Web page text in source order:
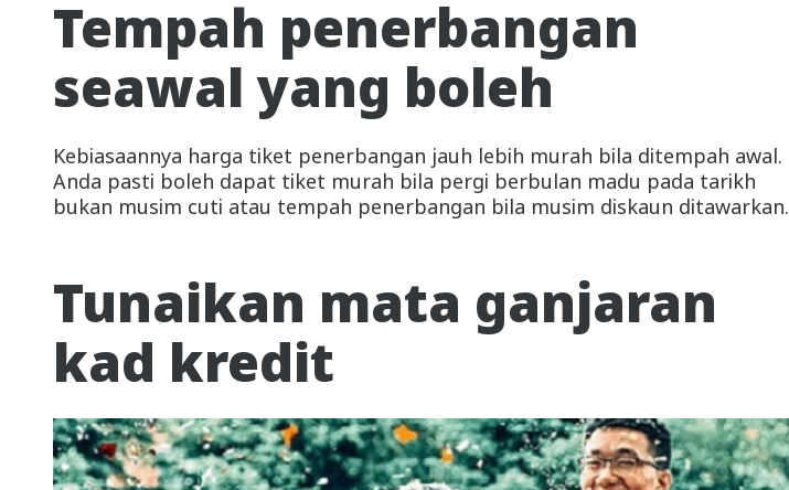
Tempah penerbangan
seawal yang boleh
Kebiasaannya harga tiket penerbangan jauh lebih murah bila ditempah awal.
Anda pasti boleh dapat tiket murah bila pergi berbulan madu pada tarikh
bukan musim cuti atau tempah penerbangan bila musim diskaun ditawarkan.
Tunaikan mata ganjaran
kad kredit